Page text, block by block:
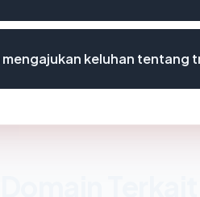
mengajukan keluhan tentang